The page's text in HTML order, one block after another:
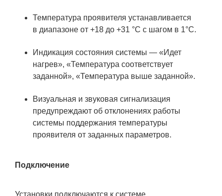
Температура проявителя устанавливается
в диапазоне от +18 до +31 °С с шагом в 1°С.
Индикация состояния системы — «Идет
нагрев», «Температура соответствует
заданной», «Температура выше заданной».
Визуальная и звуковая сигнализация
предупреждают об отклонениях работы
системы поддержания температуры
проявителя от заданных параметров.
Подключение